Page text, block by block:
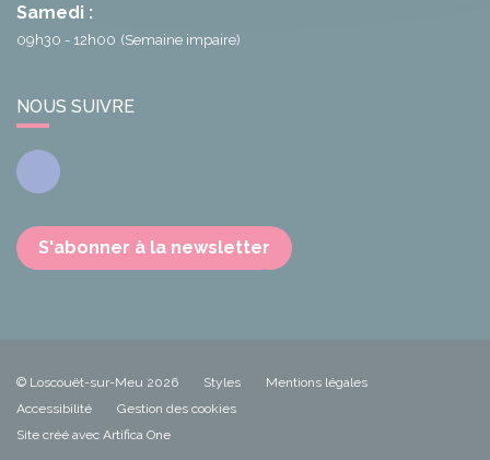
Samedi :
09h30 - 12h00 (Semaine impaire)
NOUS SUIVRE
Facebook
S'abonner à la newsletter
© Loscouët-sur-Meu 2026 Styles
Mentions légales
Accessibilité
Gestion des cookies
Site créé avec Artifica One